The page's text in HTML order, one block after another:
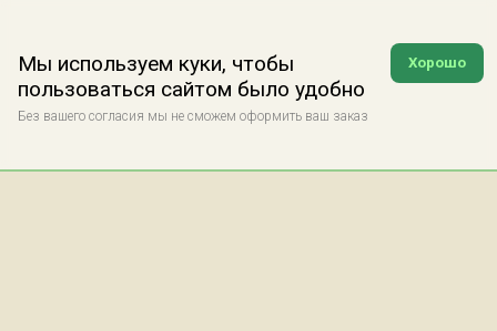
Хорошо
Мы используем куки, чтобы
пользоваться сайтом было удобно
Без вашего согласия мы не сможем оформить ваш заказ